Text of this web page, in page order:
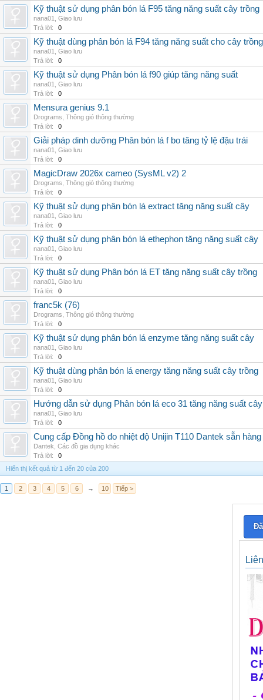
Kỹ thuật sử dụng phân bón lá F95 tăng năng suất cây trồng
nana01
Giao lưu
Trả lời:
0
Kỹ thuật dùng phân bón lá F94 tăng năng suất cho cây trồng
nana01
Giao lưu
Trả lời:
0
Kỹ thuật sử dụng Phân bón lá f90 giúp tăng năng suất
nana01
Giao lưu
Trả lời:
0
Mensura genius 9.1
Drograms Thông gió thông thường
Trả lời:
0
Giải pháp dinh dưỡng Phân bón lá f bo tăng tỷ lệ đậu trái
nana01
Giao lưu
Trả lời:
0
MagicDraw 2026x cameo (SysML v2) 2
Drograms Thông gió thông thường
Trả lời:
0
Kỹ thuật sử dụng phân bón lá extract tăng năng suất cây
nana01
Giao lưu
Trả lời:
0
Kỹ thuật sử dụng phân bón lá ethephon tăng năng suất cây
nana01
Giao lưu
Trả lời:
0
Kỹ thuật sử dụng Phân bón lá ET tăng năng suất cây trồng
nana01
Giao lưu
Trả lời:
0
franc5k (76)
Drograms Thông gió thông thường
Trả lời:
0
Kỹ thuật sử dụng phân bón lá enzyme tăng năng suất cây
nana01
Giao lưu
Trả lời:
0
Kỹ thuật dùng phân bón lá energy tăng năng suất cây trồng
nana01
Giao lưu
Trả lời:
0
Hướng dẫn sử dụng Phân bón lá eco 31 tăng năng suất cây
nana01
Giao lưu
Trả lời:
0
Cung cấp Đồng hồ đo nhiệt độ Unijin T110 Dantek sẵn
Dantek Các đồ gia dụng khác
Trả lời:
0
Hiển thị kết quả từ 1 đến 20 của 200
1 2 3 4 5 6 → 10 Tiếp >